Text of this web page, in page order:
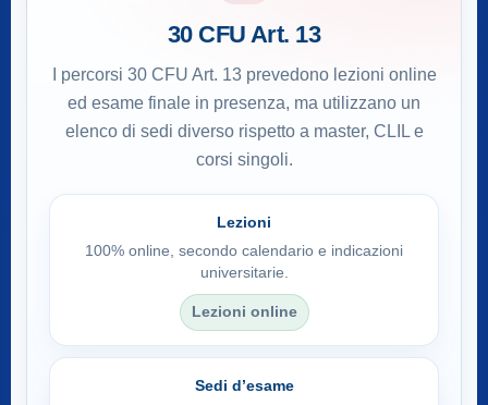
30 CFU Art. 13
I percorsi 30 CFU Art. 13 prevedono lezioni online
ed esame finale in presenza, ma utilizzano un
elenco di sedi diverso rispetto a master, CLIL e
corsi singoli.
Lezioni
100% online, secondo calendario e indicazioni
universitarie.
Lezioni online
Sedi d’esame